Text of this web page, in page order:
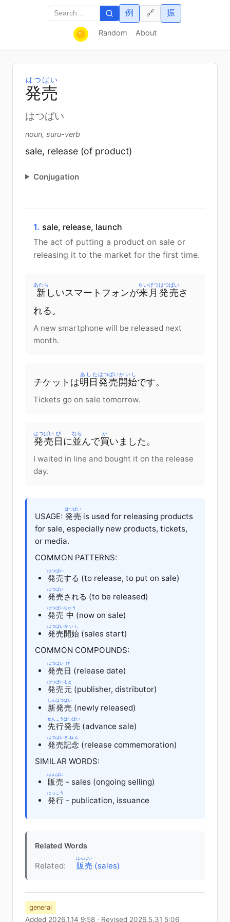
Random About
例 振
🔗
発売
はつばい
はつばい
noun, suru-verb
sale, release (of product)
Conjugation
1. sale, release, launch
The act of putting a product on sale or
releasing it to the market for the first time.
新
あたら
しい スマートフォンが来月
らいげつ
発売
はつばい
さ
れる 。
A new smartphone will be released next
month.
チケット は明日
あした
発売
はつばい
開始
かいし
です。
Tickets go on sale tomorrow.
発売
はつばい
日
び
に並
なら
んで買
か
いました 。
I waited in line and bought it on the release
day.
USAGE: 発売
はつばい
is used for releasing products
for sale, especially new products, tickets,
or media.
COMMON PATTERNS:
発売
はつばい
する (to release, to put on sale)
発売
はつばい
される (to be released)
発売
はつばい
中
ちゅう
(now on sale)
発売
はつばい
開始
かいし
(sales start)
COMMON COMPOUNDS:
発売
はつばい
日
び
(release date)
発売
はつばい
元
もと
(publisher, distributor)
新
しん
発売
はつばい
(newly released)
先行
せんこう
発売
はつばい
(advance sale)
発売
はつばい
記念
きねん
(release commemoration)
SIMILAR WORDS:
販売
はんばい
- sales (ongoing selling)
発行
はっこう
- publication, issuance
Related Words
Related: 販売
はんばい
(sales)
general
Added 2026.1.14 9:58 · Revised 2026.5.31 5:06